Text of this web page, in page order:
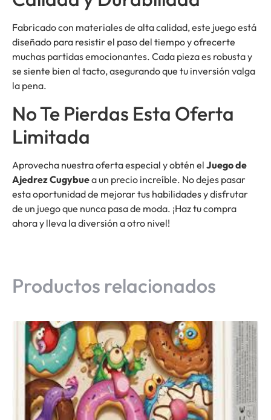
Fabricado con materiales de alta calidad, este juego está
diseñado para resistir el paso del tiempo y ofrecerte
muchas partidas emocionantes. Cada pieza es robusta y
se siente bien al tacto, asegurando que tu inversión valga
la pena.
No Te Pierdas Esta Oferta
Limitada
Aprovecha nuestra oferta especial y obtén el Juego de
Ajedrez Cugybuea un precio increíble. No dejes pasar
esta oportunidad de mejorar tus habilidades y disfrutar
de un juego que nunca pasa de moda. ¡Haz tu compra
ahora y lleva la diversión a otro nivel!
Productos relacionados